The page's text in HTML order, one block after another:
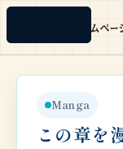
Manga
この章を